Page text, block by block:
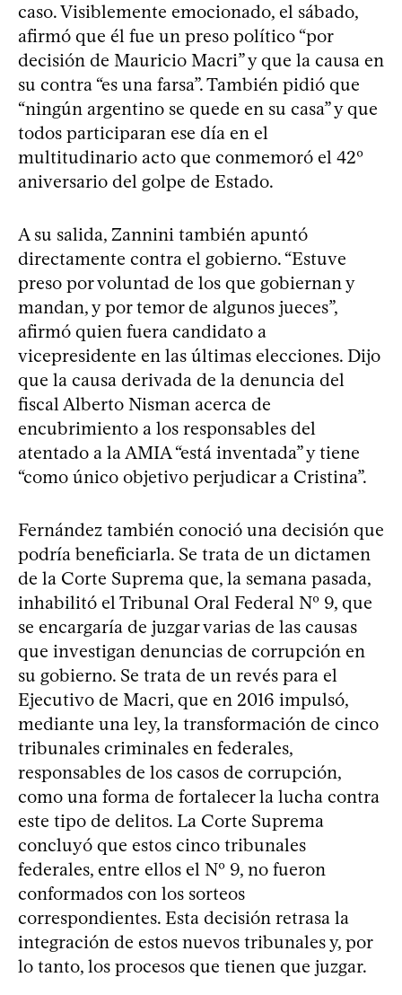
caso. Visiblemente emocionado, el sábado,
afirmó que él fue un preso político “por
decisión de Mauricio Macri” y que la causa en
su contra “es una farsa”. También pidió que
“ningún argentino se quede en su casa” y que
todos participaran ese día en el
multitudinario acto que conmemoró el 42º
aniversario del golpe de Estado.
A su salida, Zannini también apuntó
directamente contra el gobierno. “Estuve
preso por voluntad de los que gobiernan y
mandan, y por temor de algunos jueces”,
afirmó quien fuera candidato a
vicepresidente en las últimas elecciones. Dijo
que la causa derivada de la denuncia del
fiscal Alberto Nisman acerca de
encubrimiento a los responsables del
atentado a la AMIA “está inventada” y tiene
“como único objetivo perjudicar a Cristina”.
Fernández también conoció una decisión que
podría beneficiarla. Se trata de un dictamen
de la Corte Suprema que, la semana pasada,
inhabilitó el Tribunal Oral Federal Nº 9, que
se encargaría de juzgar varias de las causas
que investigan denuncias de corrupción en
su gobierno. Se trata de un revés para el
Ejecutivo de Macri, que en 2016 impulsó,
mediante una ley, la transformación de cinco
tribunales criminales en federales,
responsables de los casos de corrupción,
como una forma de fortalecer la lucha contra
este tipo de delitos. La Corte Suprema
concluyó que estos cinco tribunales
federales, entre ellos el Nº 9, no fueron
conformados con los sorteos
correspondientes. Esta decisión retrasa la
integración de estos nuevos tribunales y, por
lo tanto, los procesos que tienen que juzgar.